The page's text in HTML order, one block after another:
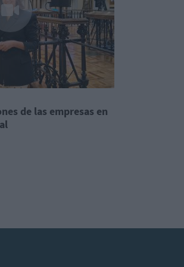
de las empresas en